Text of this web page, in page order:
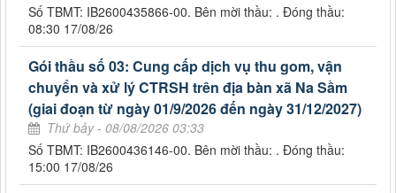
Số TBMT: IB2600435866-00. Bên mời thầu: . Đóng thầu:
08:30 17/08/26
Gói thầu số 03: Cung cấp dịch vụ thu gom, vận
chuyển và xử lý CTRSH trên địa bàn xã Na Sầm
(giai đoạn từ ngày 01/9/2026 đến ngày 31/12/2027)
Thứ bảy - 08/08/2026 03:33
Số TBMT: IB2600436146-00. Bên mời thầu: . Đóng thầu:
15:00 17/08/26